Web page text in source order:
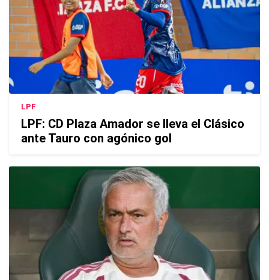
LPF
LPF: CD Plaza Amador se lleva el Clásico
ante Tauro con agónico gol